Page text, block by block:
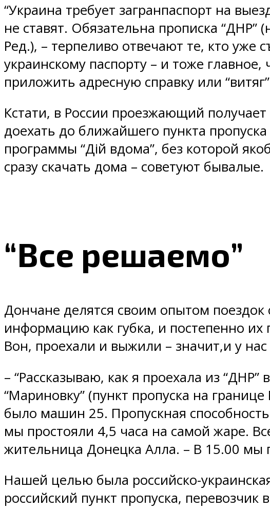
“Украина требует загранпаспорт на
не ставят. Обязательна прописка
Ред.), – терпеливо отвечают те, кто уже
украинскому паспорту – и тоже
приложить адресную справку или
Кстати, в России проезжающий
доехать до ближайшего пункта
программы “Дій вдома”, без которой
сразу скачать дома – советуют бывалые.
“Все решаемо”
Дончане делятся своим опытом
информацию как губка, и постепенно их
Вон, проехали и выжили – значит,и у
– “Рассказываю, как я проехала из
“Мариновку” (пункт пропуска на
было машин 25. Пропускная
мы простояли 4,5 часа на самой жаре.
жительница Донецка Алла. – В 15.00 мы
Нашей целью была российско-
российский пункт пропуска,